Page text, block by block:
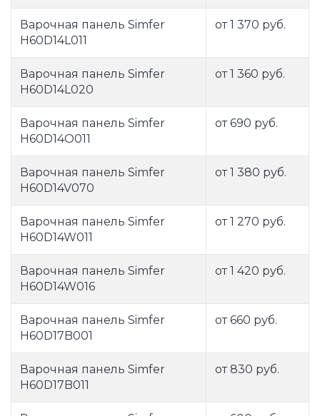
Варочная панель Simfer
H60D14L011
от 1 370 руб.
Варочная панель Simfer
H60D14L020
от 1 360 руб.
Варочная панель Simfer
H60D14O011
от 690 руб.
Варочная панель Simfer
H60D14V070
от 1 380 руб.
Варочная панель Simfer
H60D14W011
от 1 270 руб.
Варочная панель Simfer
H60D14W016
от 1 420 руб.
Варочная панель Simfer
H60D17B001
от 660 руб.
Варочная панель Simfer
H60D17B011
от 830 руб.